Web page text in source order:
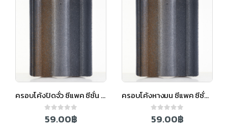
ครอบโค้งปิดจั่ว ซีแพค ซีซั่น สีวินเทอร์เกรย์
0out of 5
59.00฿
ครอบโค้งหางมน ซีแพค ซีซั่น สีวินเทอร์เกรย์
0out of 5
59.00฿